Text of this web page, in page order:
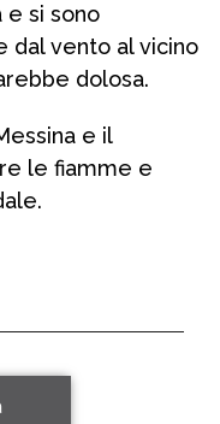
e si sono
dal vento al vicino
dolosa.
e il
le fiamme e